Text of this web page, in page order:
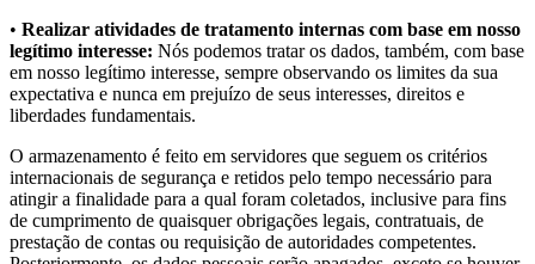
• Realizar atividades de tratamento internas com base em nosso
legítimo interesse: Nós podemos tratar os dados, também, com base
em nosso legítimo interesse, sempre observando os limites da sua
expectativa e nunca em prejuízo de seus interesses, direitos e
liberdades fundamentais.
O armazenamento é feito em servidores que seguem os critérios
internacionais de segurança e retidos pelo tempo necessário para
atingir a finalidade para a qual foram coletados, inclusive para fins
de cumprimento de quaisquer obrigações legais, contratuais, de
prestação de contas ou requisição de autoridades competentes.